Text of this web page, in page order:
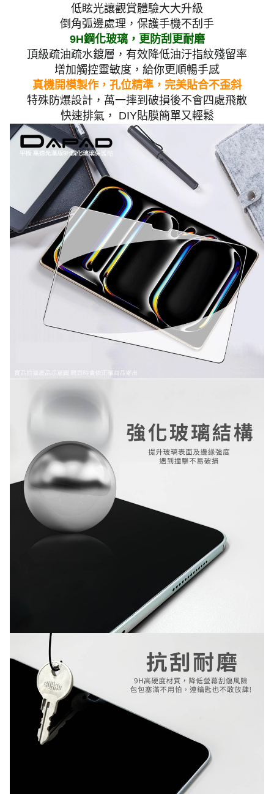
低眩光讓觀賞體驗大大升級
倒角弧邊處理，保護手機不刮手
9H鋼化玻璃，更防刮更耐磨
頂級疏油疏水鍍層，有效降低油汙指紋殘留率
增加觸控靈敏度，給你更順暢手感
真機開模製作，孔位精準，完美貼合不歪斜
特殊防爆設計，萬一摔到破損後不會四處飛散
快速排氣， DIY貼膜簡單又輕鬆